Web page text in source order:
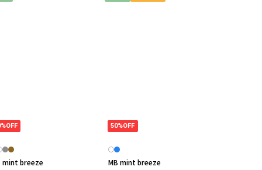
mint breeze
50%OFF
MB mint breeze